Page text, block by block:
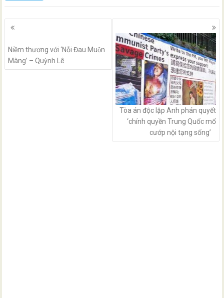
Posts
Niềm thương với ‘Nỗi Đau Muộn
Màng’ – Quỳnh Lê
Tòa án độc lập Anh phán quyết
‘chính quyền Trung Quốc mổ
cướp nội tạng sống’